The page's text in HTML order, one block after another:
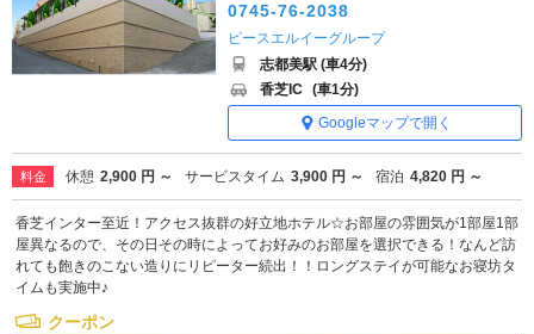
0745-76-2038
ピースエルイーグループ
志都美駅 (車4分)
香芝IC (車1分)
Googleマップで開く
料金 休憩 2,900 円 ～ サービスタイム 3,900 円 ～ 宿泊 4,820 円 ～
香芝インター至近！アクセス抜群の好立地ホテル☆お部屋の雰囲気が1部屋1部
屋異なるので、その日その時によってお好みのお部屋を選択できる！なんど訪
れても飽きのこない造りにリピーター続出！！ロングステイが可能なお寝坊タ
イムも実施中♪
クーポン